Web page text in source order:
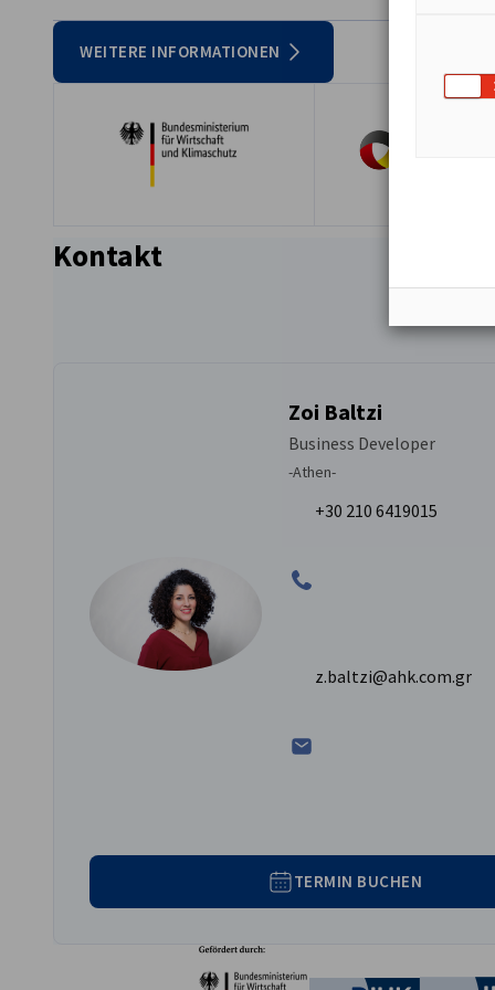
Teilnahmegebühren sind projektabhängig; die Reise- und
selbst.
WEITERE INFORMATIONEN
Kontakt
Zoi Baltzi
Business Developer
-Athen-
+30 210 6419015
z.baltzi@ahk.com.gr
TERMIN BUCHEN